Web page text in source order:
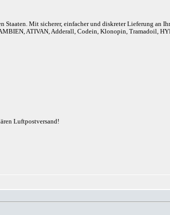
Mit sicherer, einfacher und diskreter Lieferung an
ATIVAN, Adderall, Codein, Klonopin, Tramadoil,
Luftpostversand!